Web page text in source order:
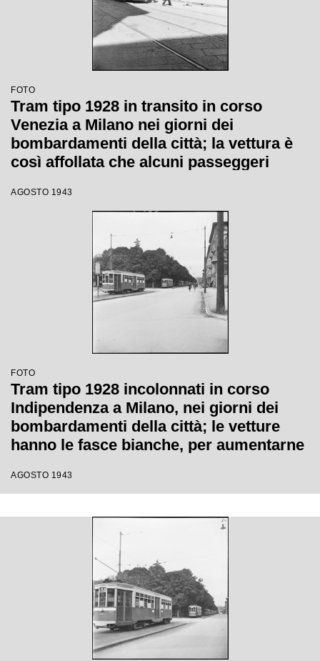
FOTO
Tram tipo 1928 in transito in corso
Venezia a Milano nei giorni dei
bombardamenti della città; la vettura è
così affollata che alcuni passeggeri
(dipinto di bianco per aumentarne la
visibilità durante l'oscuramento). Sulla
destra il negozio di articoli ortopedici
Raineri Beretta
AGOSTO 1943
FOTO
Tram tipo 1928 incolonnati in corso
Indipendenza a Milano, nei giorni dei
bombardamenti della città; le vetture
hanno le fasce bianche, per aumentarne
vetri infranti riparati con fogli di
AGOSTO 1943